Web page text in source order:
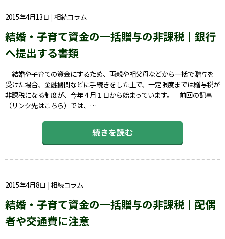
2015年4月13日 相続コラム
結婚・子育て資金の一括贈与の非課税｜銀行
へ提出する書類
結婚や子育ての資金にするため、両親や祖父母などから一括で贈与を
受けた場合、金融機関などに手続きをした上で、一定限度までは贈与税が
非課税になる制度が、今年４月１日から始まっています。 前回の記事
（リンク先はこちら）では、…
続きを読む
2015年4月8日 相続コラム
結婚・子育て資金の一括贈与の非課税｜配偶
者や交通費に注意